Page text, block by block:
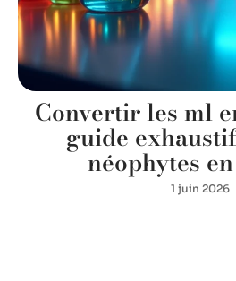
Convertir les ml
guide
néophytes
1 juin 2026